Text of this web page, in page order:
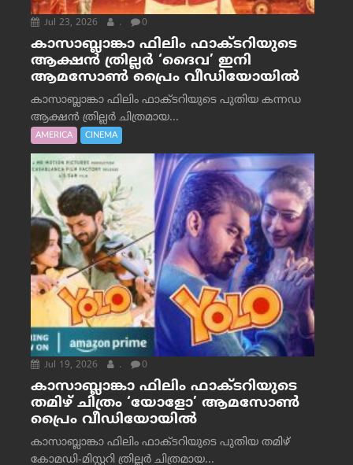
Jul 23, 2026 . 0
കാസാബ്ലാങ്കാ ഫിലിം ഫാക്ടറിയുടെ
ആക്ഷൻ ത്രില്ലർ ‘ദൈവ’ ഇനി
ആമസോൺ പ്രൈം വീഡിയോയിൽ
കാസാബ്ലാങ്കാ ഫിലിം ഫാക്ടറിയുടെ പുതിയ കന്നഡ
ആക്ഷൻ ത്രില്ലർ ചിത്രമായ...
AMERICA CINEMA
Jul 19, 2026 . 0
കാസാബ്ലാങ്കാ ഫിലിം ഫാക്ടറിയുടെ
തമിഴ് ചിത്രം ‘യോളോ’ ആമസോൺ
പ്രൈം വീഡിയോയിൽ
കാസാബ്ലാങ്കാ ഫിലിം ഫാക്ടറിയുടെ പുതിയ തമിഴ്
കോമഡി-മിസ്റ്ററി ത്രില്ലർ ചിത്രമായ...